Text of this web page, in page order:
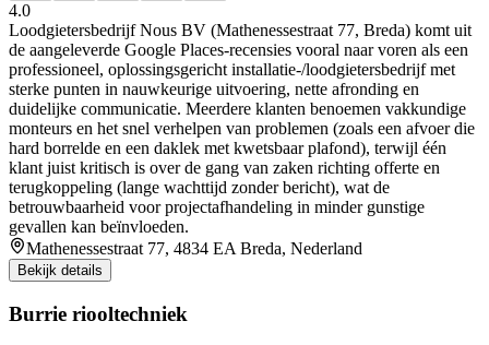
4.0
Loodgietersbedrijf Nous BV (Mathenessestraat 77, Breda) komt uit
de aangeleverde Google Places-recensies vooral naar voren als een
professioneel, oplossingsgericht installatie-/loodgietersbedrijf met
sterke punten in nauwkeurige uitvoering, nette afronding en
duidelijke communicatie. Meerdere klanten benoemen vakkundige
monteurs en het snel verhelpen van problemen (zoals een afvoer die
hard borrelde en een daklek met kwetsbaar plafond), terwijl één
klant juist kritisch is over de gang van zaken richting offerte en
terugkoppeling (lange wachttijd zonder bericht), wat de
betrouwbaarheid voor projectafhandeling in minder gunstige
gevallen kan beïnvloeden.
Mathenessestraat 77, 4834 EA Breda, Nederland
Bekijk details
Burrie riooltechniek